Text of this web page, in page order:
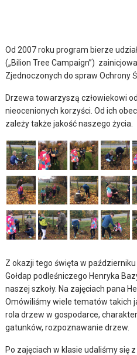
Od 2007 roku program bierze
(„Bilion Tree Campaign”)
Zjednoczonych do spraw Ochrony
Drzewa towarzyszą człowiekowi
nieocenionych korzyści. Od ich
zależy także jakość naszego życia.
Z okazji tego święta w
Gołdap podleśniczego Henryka
naszej szkoły. Na zajęciach pana
Omówiliśmy wiele tematów takich
rola drzew w gospodarce,
gatunków, rozpoznawanie drzew.
Po zajęciach w klasie udaliśmy się